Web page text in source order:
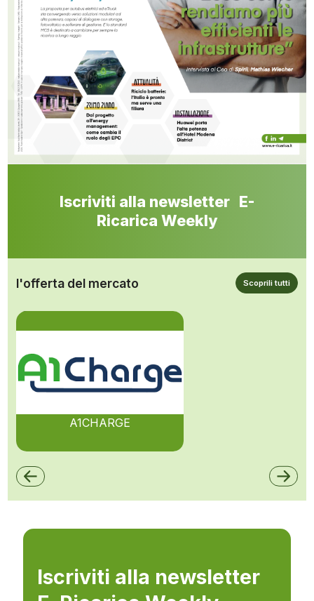
Iscriviti alla newsletter E-
Ricarica Weekly
l'offerta del mercato Scoprili tutti
A1CHARGE
Iscriviti alla newsletter